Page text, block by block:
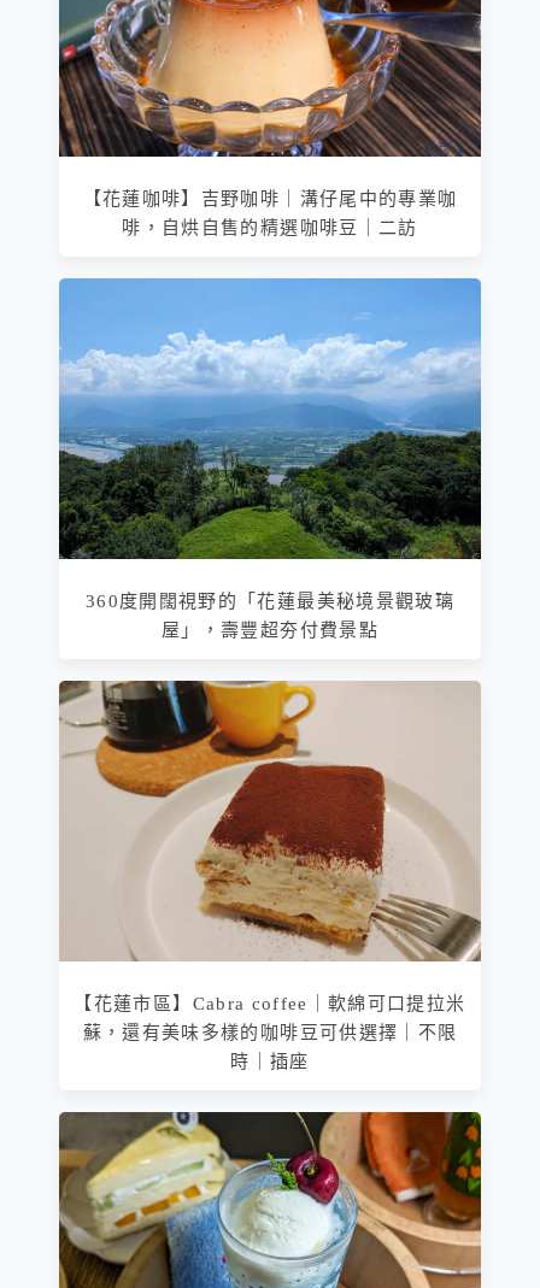
【花蓮咖啡】吉野咖啡｜溝仔尾中的專業咖
啡，自烘自售的精選咖啡豆｜二訪
360度開闊視野的「花蓮最美秘境景觀玻璃
屋」，壽豐超夯付費景點
【花蓮市區】Cabra coffee｜軟綿可口提拉米
蘇，還有美味多樣的咖啡豆可供選擇｜不限
時｜插座